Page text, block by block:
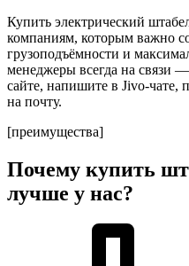
Купить электрический
компаниям, которым важно
грузоподъёмности и
менеджеры всегда на связи
сайте, напишите в Jivo-чате,
на почту.
[преимущества]
Почему купить
лучше у нас?